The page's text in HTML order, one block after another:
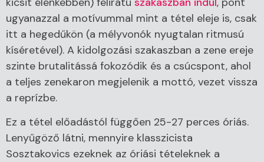
ugyanazzal a motívummal mint a tétel eleje is, csak
itt a hegedűkön (a mélyvonók nyugtalan ritmusú
kíséretével). A kidolgozási szakaszban a zene ereje
szinte brutalitássá fokozódik és a csúcspont, ahol
a teljes zenekaron megjelenik a mottó, vezet vissza
a reprízbe.
Ez a tétel előadástól függően 25-27 perces óriás.
Lenyűgöző látni, mennyire klasszicista
Sosztakovics ezeknek az óriási tételeknek a